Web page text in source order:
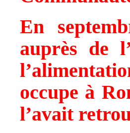
En
auprès de
occupe à
l’avait